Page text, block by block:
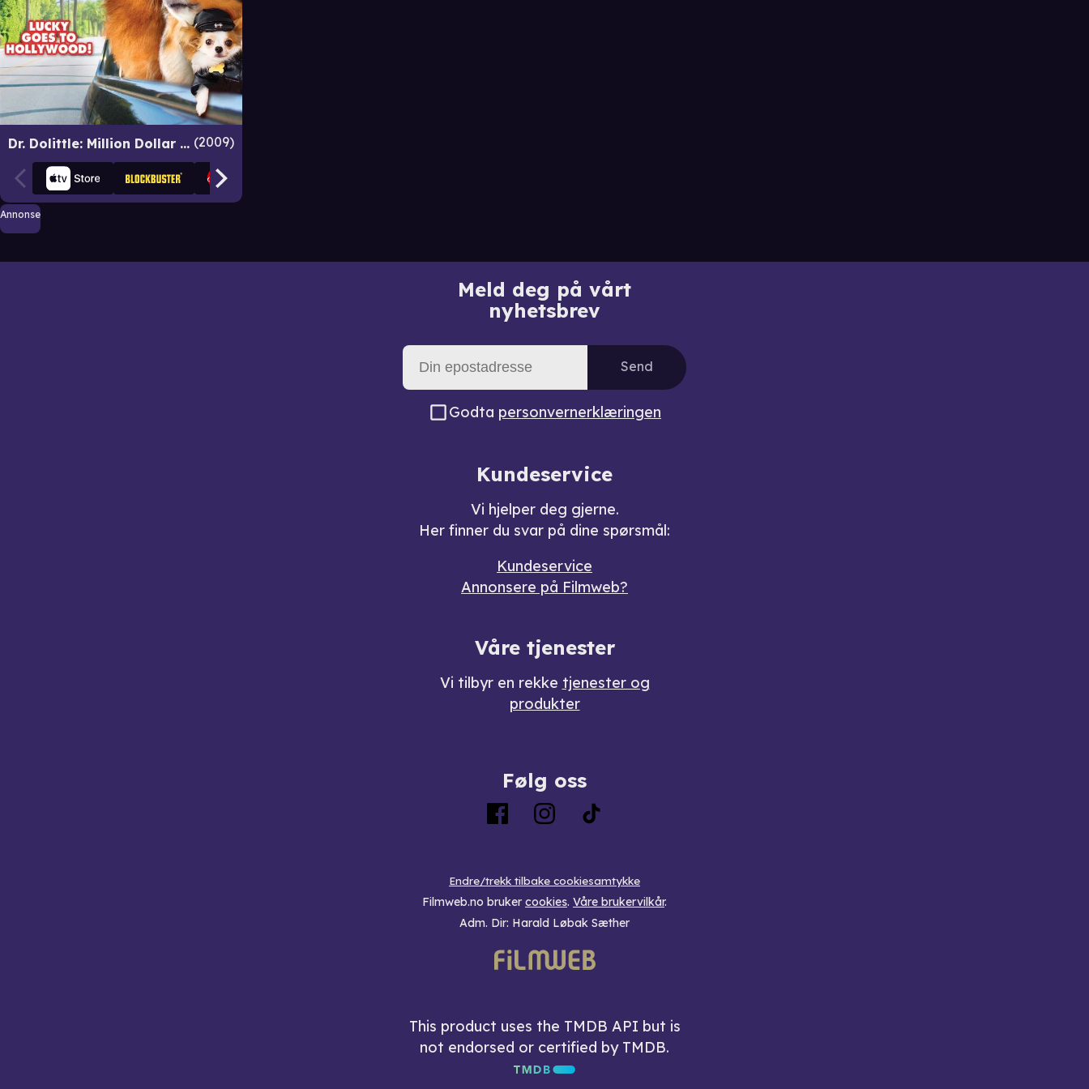
Dr. Dolittle: Million Dollar Mutts 2009
Annonse
Meld deg på vårt
nyhetsbrev
Send
Godta personvernerklæringen
Kundeservice
Vi hjelper deg gjerne.
Her finner du svar på dine spørsmål:
Kundeservice
Annonsere på Filmweb?
Våre tjenester
Vi tilbyr en rekke tjenester og
produkter
Følg oss
Endre/trekk tilbake cookiesamtykke
Filmweb.no bruker cookies. Våre brukervilkår.
Adm. Dir: Harald Løbak Sæther
This product uses the TMDB API but is
not endorsed or certified by TMDB.